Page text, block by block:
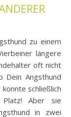
zu einem
längere
oft nicht
Dein Angsthund
schließlich
Aber sie
in zwei